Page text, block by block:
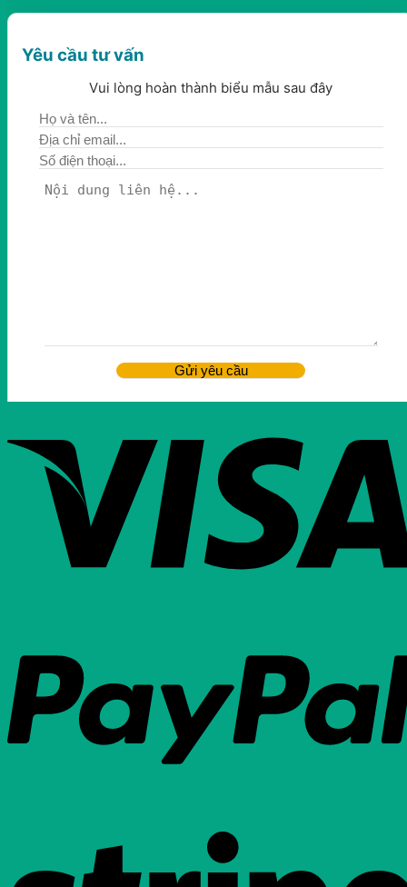
Yêu cầu tư vấn
Vui lòng hoàn thành biểu mẫu sau đây